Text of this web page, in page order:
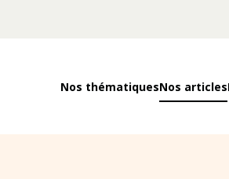
Nos thématiquesNos articles